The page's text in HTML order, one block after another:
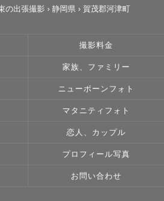
の出張撮影 › 静岡県› 賀茂郡河津町
撮影料金
家族、ファミリー
ニューボーンフォト
マタニティフォト
恋人、カップル
プロフィール写真
お問い合わせ